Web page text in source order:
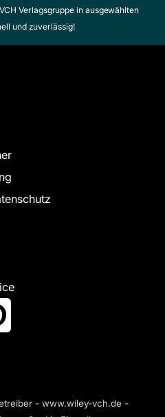
Verlagsgruppe in ausgewählten
und zuverlässig!
- www.wiley-vch.de -